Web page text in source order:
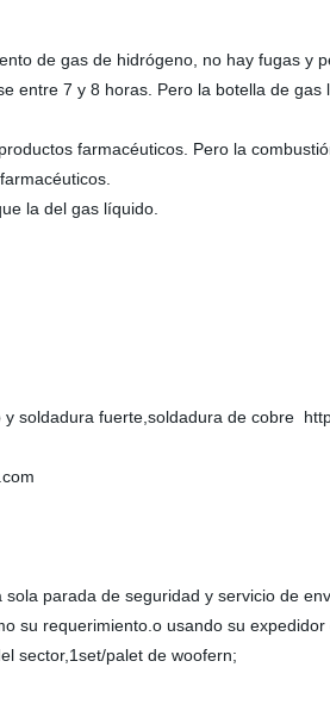
de gas de hidrógeno, no hay fugas y
entre 7 y 8 horas. Pero la botella de
farmacéuticos. Pero la
la del gas líquido.
soldadura fuerte,soldadura de cobre
parada de seguridad y servicio de
su requerimiento.o usando su expedidor
sector,1set/palet de woofern;